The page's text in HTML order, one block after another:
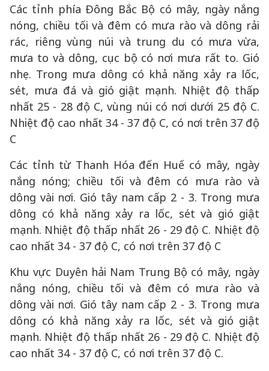
Các tỉnh phía Đông Bắc Bộ có mây, ngày nắng
nóng, chiều tối và đêm có mưa rào và dông rải
rác, riêng vùng núi và trung du có mưa vừa,
mưa to và dông, cục bộ có nơi mưa rất to. Gió
nhẹ. Trong mưa dông có khả năng xảy ra lốc,
sét, mưa đá và gió giật mạnh. Nhiệt độ thấp
nhất 25 - 28 độ C, vùng núi có nơi dưới 25 độ C.
Nhiệt độ cao nhất 34 - 37 độ C, có nơi trên 37 độ
C
Các tỉnh từ Thanh Hóa đến Huế có mây, ngày
nắng nóng; chiều tối và đêm có mưa rào và
dông vài nơi. Gió tây nam cấp 2 - 3. Trong mưa
dông có khả năng xảy ra lốc, sét và gió giật
mạnh. Nhiệt độ thấp nhất 26 - 29 độ C. Nhiệt độ
cao nhất 34 - 37 độ C, có nơi trên 37 độ C
Khu vực Duyên hải Nam Trung Bộ có mây, ngày
nắng nóng, chiều tối và đêm có mưa rào và
dông vài nơi. Gió tây nam cấp 2 - 3. Trong mưa
dông có khả năng xảy ra lốc, sét và gió giật
mạnh. Nhiệt độ thấp nhất 26 - 29 độ C. Nhiệt độ
cao nhất 34 - 37 độ C, có nơi trên 37 độ C.